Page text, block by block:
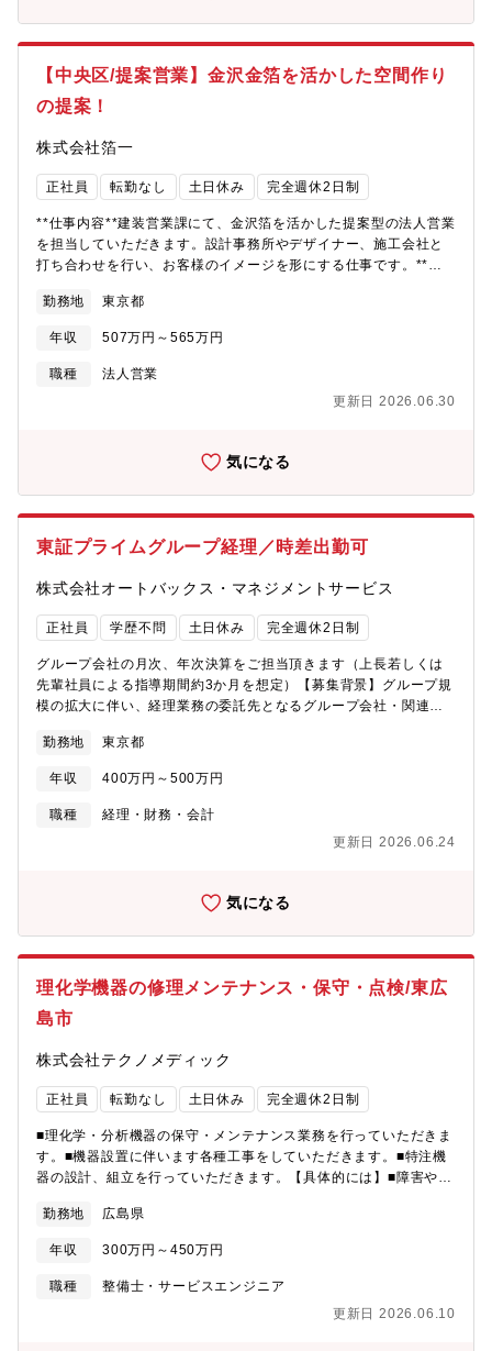
【中央区/提案営業】金沢金箔を活かした空間作り
の提案！
株式会社箔一
正社員 転勤なし 土日休み 完全週休2日制
**仕事内容**建装営業課にて、金沢箔を活かした提案型の法人営業
を担当していただきます。設計事務所やデザイナー、施工会社と
打ち合わせを行い、お客様のイメージを形にする仕事です。**具
計段階から参画し、図面や仕様に合わせた製品・デザインの提案■
技術的な打ち合わせや見積書の作成■社内の製造・開発部門と連携
し、お客様の要望を形にするプロジェクト推進金沢箔を使ってホ
テルや商業施設、オフィスなどの空間を彩る、創造性を活かせる
勤務地 東京都
年収 507万円～565万円
職種
法人営業
更新日 2026.06.30
気になる
東証プライムグループ経理／時差出勤可
株式会社オートバックス・マネジメントサービス
正社員 学歴不問 土日休み 完全週休2日制
グループ会社の月次、年次決算をご担当頂きます（上長若しくは
先輩社員による指導期間約3か月を想定）【募集背景】グループ規
模の拡大に伴い、経理業務の委託先となるグループ会社・関連会
の多様化といった状況を背景に、経理業務の抜本的な見直し・効
率化を進め、個々の業務負荷を適正化したいという狙いがありま
す。【職務内容】オートバックスグループ・関連会社各社の経理
代行を担う「経理代行部」にて、経理実務をお任せします。■月
務（最低1社を担当）、本体部門の経理業務※業態は多岐にわた
資金管理については、各委託元企業が行っています。入社後はま
ず経理実務を通じて業務や組織理解を深めていただき、徐々にマ
ネジメント職を目指し、業務改善領域での比重を高めていただく
想定です。【魅力】① 上場グループの中核管理会社で、経理の
「幅」と「深さ」を磨けます。オートバックスグループ各社の経
理を担うため、単一事業・単一会計では得られない多様な業態・
会計経験を積むことが可能です。② 業務改革フェーズに携われ
「決まった業務を回す」ではなく、業務プロセスを設計し直す側
場グループの安定基盤、時差出勤可、腰を据えて長期的にキャリ
り、入社後、3年で年収200万円まで昇給した実績もあり、スキ
ル・成果に応じた評価がなされる環境です。【組織構成】経理代
行部14名（部長1名、主任2名、メンバー12名）
勤務地 東京都
年収 400万円～500万円
職種
経理・財務・会計
更新日 2026.06.24
気になる
理化学機器の修理メンテナンス・保守・点検/東広
島市
株式会社テクノメディック
正社員 転勤なし 土日休み 完全週休2日制
■理化学・分析機器の保守・メンテナンス業務を行っていただきま
す。■機器設置に伴います各種工事をしていただきます。■特注機
器の設計、組立を行っていただきます。【具体的には】■障害や不
交換対応■基本的には現場で対応いただき、その場での対応が難し
い場合にはメーカーへ連絡し、修理のための梱包・配送依頼をお
願いします。■まずは半年～1年ほどかけて教育を行います。わか
らないことがあっても聞きやすい環境で、研修にも積極的に参加
事を施工していただきます。■特注機器の設計、組立、試運転など
勤務地 広島県
年収 300万円～450万円
職種
整備士・サービスエンジニア
更新日 2026.06.10